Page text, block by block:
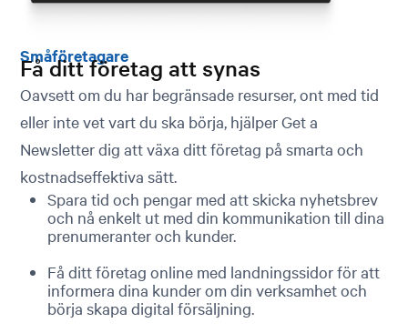
Småföretagare
Få ditt företag att synas
Oavsett om du har begränsade resurser, ont med tid
eller inte vet vart du ska börja, hjälper Get a
Newsletter dig att växa ditt företag på smarta och
kostnadseffektiva sätt.
Spara tid och pengar med att skicka nyhetsbrev
och nå enkelt ut med din kommunikation till dina
prenumeranter och kunder.
Få ditt företag online med landningssidor för att
informera dina kunder om din verksamhet och
börja skapa digital försäljning.